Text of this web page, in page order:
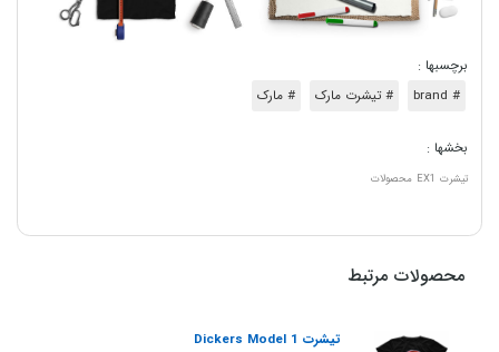
برچسبها :
# brand
# تیشرت مارک # مارک
بخشها :
تیشرت EX1 محصولات
محصولات مرتبط
تیشرت Dickers Model 1